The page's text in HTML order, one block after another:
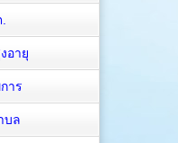
อายุ
าร
บล